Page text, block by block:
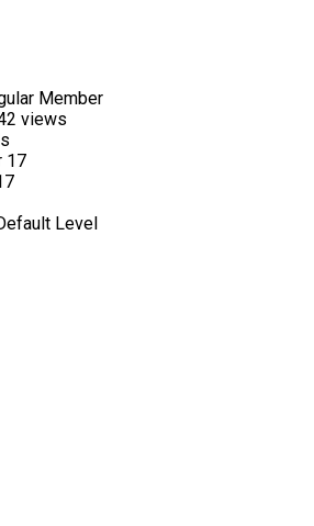
Member
views
17
Level